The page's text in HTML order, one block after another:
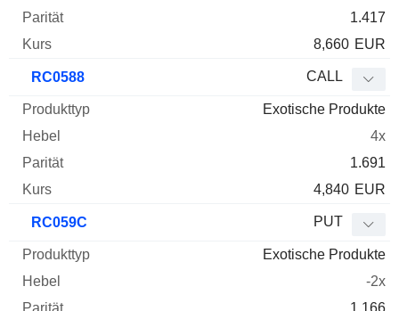
1.417
8,660 EUR
RC0588 CALL
Exotische Produkte
4x
1.691
4,840 EUR
RC059C PUT
Exotische Produkte
-2x